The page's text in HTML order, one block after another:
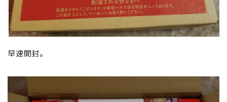
早速開封。